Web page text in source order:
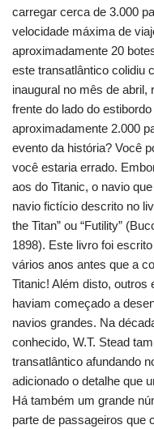
carregar cerca de 3.000
velocidade máxima de
aproximadamente 20
este transatlântico colidiu
inaugural no mês de abril,
frente do lado do
aproximadamente 2.000
evento da história? Você
você estaria errado.
aos do Titanic, o navio
navio fictício descrito no
the Titan” ou “Futility”
1898). Este livro foi
vários anos antes que a
Titanic! Além disto,
haviam começado a
navios grandes. Na
conhecido, W.T. Stead
transatlântico afundando
adicionado o detalhe que
Há também um grande
parte de passageiros que